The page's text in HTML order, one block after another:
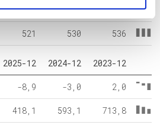
567 546 525
521 530 536
2025-12 2024-12 2023-12
-8,9 -3,0 2,0
418,1 593,1 713,8